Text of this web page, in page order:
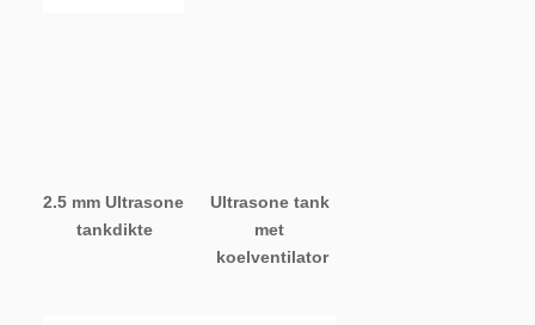
2.5 mm Ultrasone
tankdikte
Ultrasone tank
met
koelventilator